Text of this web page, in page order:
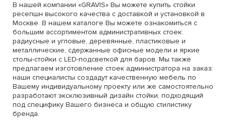
В нашей компании «GRAVIS» Вы можете купить стойки
ресепшн высокого качества с доставкой и установкой в
Москве. В нашем каталоге Вы можете ознакомиться с
большим ассортиментом административных стоек:
радиусные и угловые, деревянные, пластиковые и
металлические, сдержанные офисные модели и яркие
столы-стойки с LED-подсветкой для баров. Мы также
предлагаем изготовление стоек администратора на заказ:
наши специалисты создадут качественную мебель по
Вашему индивидуальному проекту или же самостоятельно
разработают эксклюзивный дизайн стойки, подходящий
под специфику Вашего бизнеса и общую стилистику
бренда.